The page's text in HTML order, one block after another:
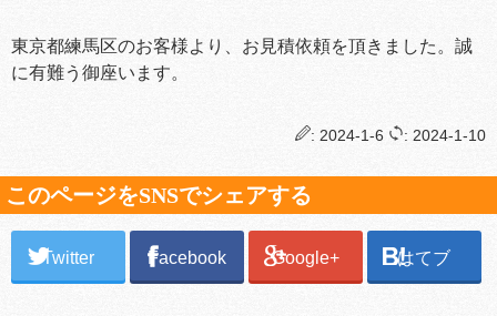
東京都練馬区のお客様より、お見積依頼を頂きました。誠
に有難う御座います。
: 2024-1-6 : 2024-1-10
このページをSNSでシェアする
Twitter Facebook Google+ はてブ